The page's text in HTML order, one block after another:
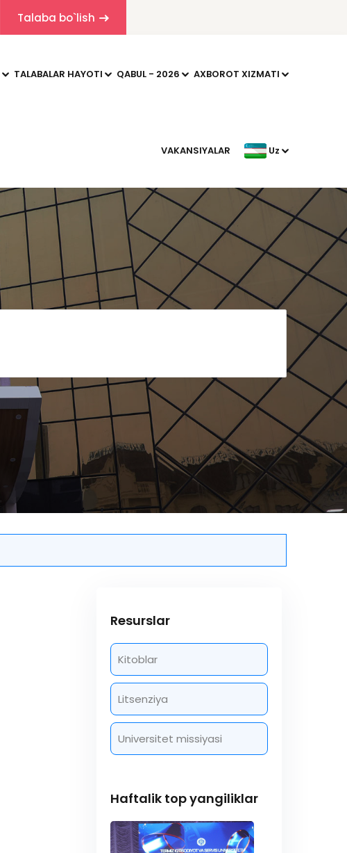
Talaba bo`lish
TALABALAR HAYOTI QABUL - 2026 AXBOROT XIZMATI
VAKANSIYALAR Uz
Resurslar
Kitoblar
Litsenziya
Universitet missiyasi
Haftalik top yangiliklar